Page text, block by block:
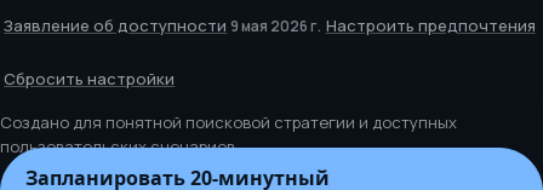
Заявление об доступности 9 мая 2026 г. Настроить предпочтения
Сбросить настройки
Создано для понятной поисковой стратегии и доступных
пользовательских сценариев.
Запланировать 20‑минутный